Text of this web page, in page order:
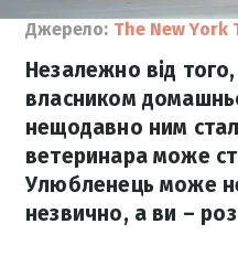
Джерело: The New York
Незалежно від
власником
нещодавно ним
ветеринара може
Улюбленець може
незвично, а ви –